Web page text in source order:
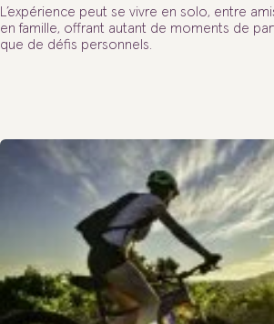
L’expérience peut se vivre en solo, entre
en famille, offrant autant de moments de
que de défis personnels.